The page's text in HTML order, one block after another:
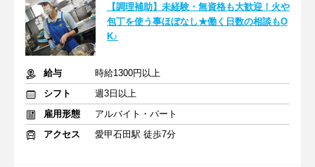
【調理補助】未経験・無資格も大歓迎！火や
包丁を使う事ほぼなし★働く日数の相談もO
K♪
給与
時給1300円以上
シフト
週3日以上
雇用形態
アルバイト・パート
アクセス
愛甲石田駅 徒歩7分